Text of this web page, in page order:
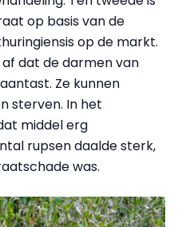
op basis van de
op de markt.
dat de darmen van
Ze kunnen
sterven. In het
middel erg
rupsen daalde sterk,
was.